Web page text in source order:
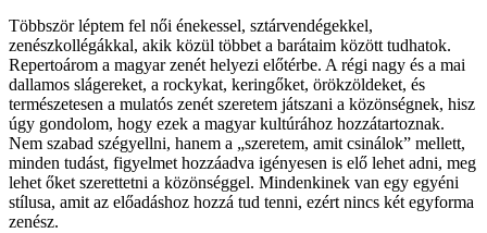
Többször léptem fel női énekessel, sztárvendégekkel,
zenészkollégákkal, akik közül többet a barátaim között tudhatok.
Repertoárom a magyar zenét helyezi előtérbe. A régi nagy és a mai
dallamos slágereket, a rockykat, keringőket, örökzöldeket, és
természetesen a mulatós zenét szeretem játszani a közönségnek, hisz
úgy gondolom, hogy ezek a magyar kultúrához hozzátartoznak.
Nem szabad szégyellni, hanem a „szeretem, amit csinálok” mellett,
minden tudást, figyelmet hozzáadva igényesen is elő lehet adni, meg
lehet őket szerettetni a közönséggel. Mindenkinek van egy egyéni
stílusa, amit az előadáshoz hozzá tud tenni, ezért nincs két egyforma
zenész.